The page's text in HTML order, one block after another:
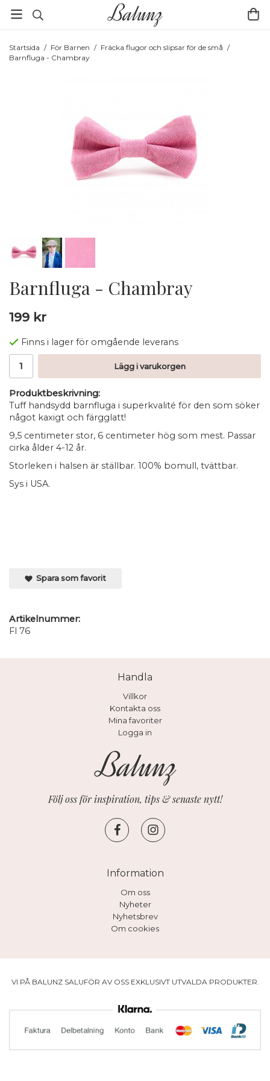
Startsida / För Barnen / Fräcka flugor och slipsar för de små /
Barnfluga - Chambray
Barnfluga - Chambray
199 kr
Finns i lager för omgående leverans
Lägg i varukorgen
Produktbeskrivning:
Tuff handsydd barnfluga i superkvalité för den som söker
något kaxigt och färgglatt!
9,5 centimeter stor, 6 centimeter hög som mest. Passar
cirka ålder 4-12 år.
Storleken i halsen är ställbar. 100% bomull, tvättbar.
Sys i USA.
Spara som favorit
Artikelnummer:
Fl 76
Handla
Villkor
Kontakta oss
Mina favoriter
Logga in
Följ oss för inspiration, tips & senaste nytt!
Information
Om oss
Nyheter
Nyhetsbrev
Om cookies
VI PÅ BALUNZ SALUFÖR AV OSS EXKLUSIVT UTVALDA PRODUKTER.